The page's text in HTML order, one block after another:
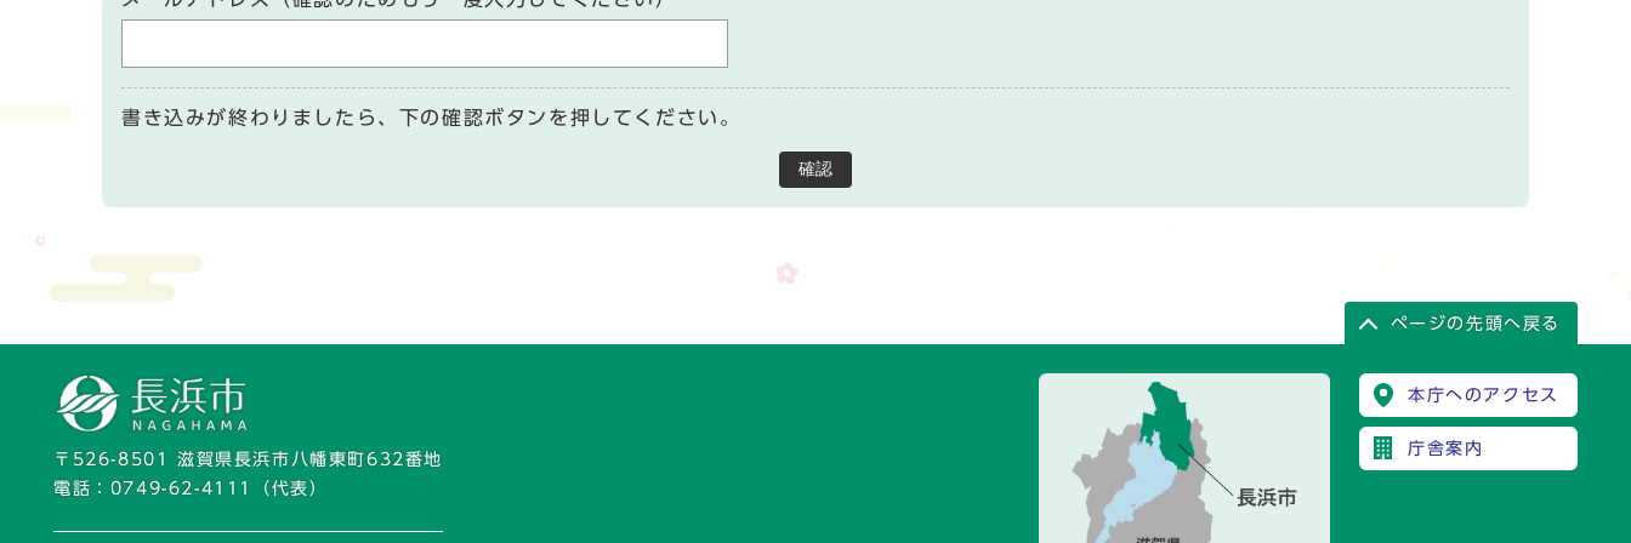
書き込みが終わりましたら、下の確認ボタンを押してください。
確認
ページの先頭へ戻る
〒526-8501 滋賀県長浜市八幡東町632番地
電話： 0749-62-4111 （代表）
本庁へのアクセス
庁舎案内